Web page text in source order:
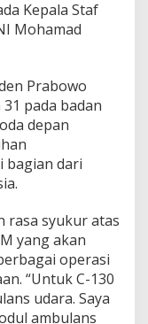
Kepala Staf
Mohamad
Prabowo
pada badan
depan
bagian dari
rasa syukur atas
yang akan
operasi
“Untuk C-130
udara. Saya
ambulans